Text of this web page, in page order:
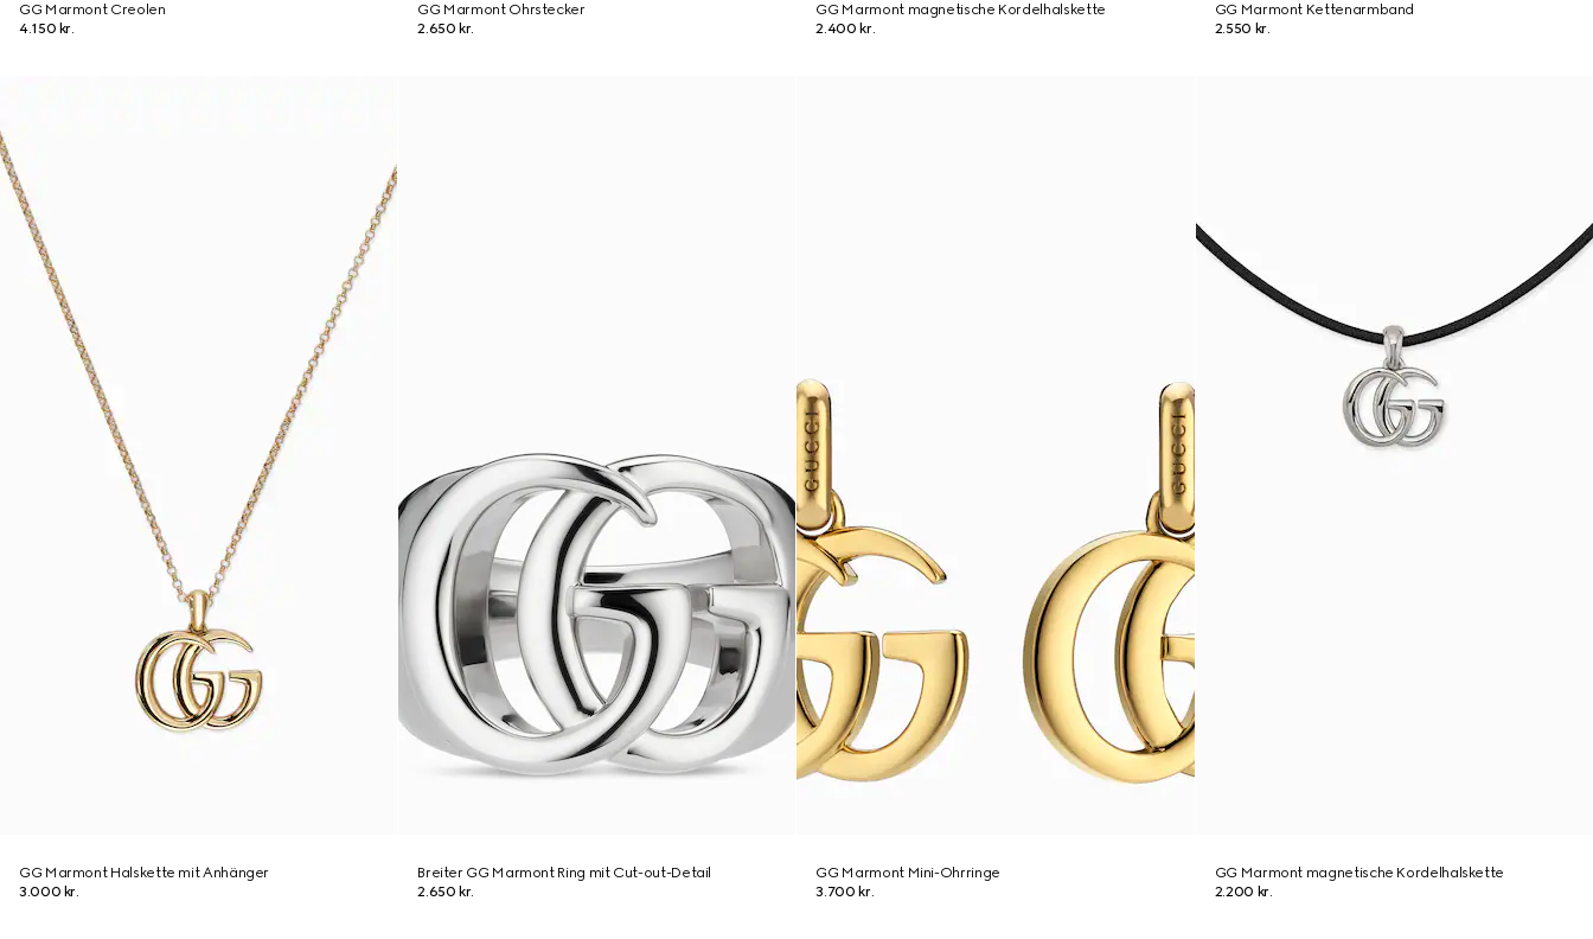
GG Marmont Creolen
4.150 kr.
GG Marmont Ohrstecker
2.650 kr.
GG Marmont magnetische Kordelhalskette
2.400 kr.
GG Marmont Kettenarmband
2.550 kr.
GG Marmont Halskette mit Anhänger
3.000 kr.
Breiter GG Marmont Ring mit Cut-out-Detail
2.650 kr.
GG Marmont Mini-Ohrringe
3.700 kr.
GG Marmont magnetische Kordelhalskette
2.200 kr.